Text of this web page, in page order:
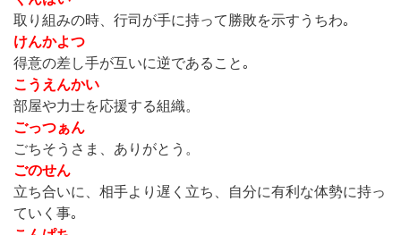
取り組みの時、行司が手に持って勝敗を示すうちわ｡
けんかよつ
得意の差し手が互いに逆であること｡
こうえんかい
部屋や力士を応援する組織。
ごっつぁん
ごちそうさま、ありがとう。
ごのせん
立ち合いに、相手より遅く立ち、自分に有利な体勢に持っ
ていく事｡